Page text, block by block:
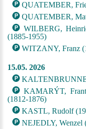
QUATEMBER,
QUATEMBER,
WILBERG,
(1885-1955)
WITZANY, Franz
15.05. 2026
KAMARÝT,
(1812-1876)
KASTL, Rudolf
NEJEDLY, Wenzel